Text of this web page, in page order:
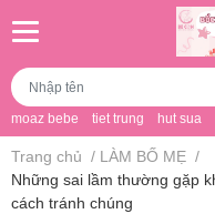
moaz bebe tiet trung hut sua
Trang chủ / LÀM BỐ MẸ /
Những sai lầm thường gặp
cách tránh chúng